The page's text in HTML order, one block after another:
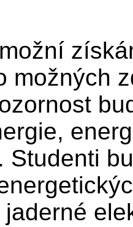
možných
Studenti